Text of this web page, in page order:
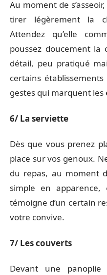
Au moment de
tirer légèrement la
Attendez qu’elle
poussez doucement la
détail, peu pratiqué
certains
gestes qui marquent les
6/ La serviette
Dès que vous prenez
place sur vos genoux.
du repas, au moment
simple en apparence,
témoigne d’un certain
votre convive.
7/ Les couverts
Devant une panoplie